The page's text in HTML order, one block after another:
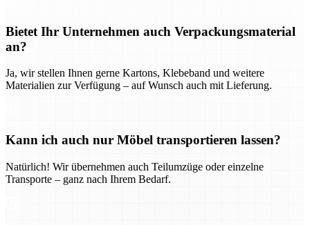
Bietet Ihr Unternehmen auch Verpackungsmaterial
an?
Ja, wir stellen Ihnen gerne Kartons, Klebeband und weitere
Materialien zur Verfügung – auf Wunsch auch mit Lieferung.
Kann ich auch nur Möbel transportieren lassen?
Natürlich! Wir übernehmen auch Teilumzüge oder einzelne
Transporte – ganz nach Ihrem Bedarf.